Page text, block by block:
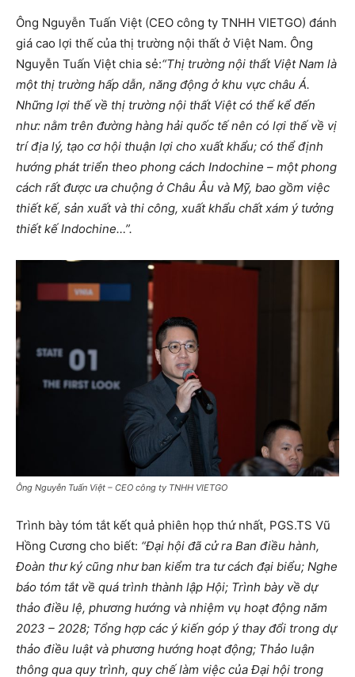
Ông Nguyễn Tuấn Việt (CEO công ty TNHH VIETGO) đánh
giá cao lợi thế của thị trường nội thất ở Việt Nam. Ông
Nguyễn Tuấn Việt chia sẻ:“Thị trường nội thất Việt Nam là
một thị trường hấp dẫn, năng động ở khu vực châu Á.
Những lợi thế về thị trường nội thất Việt có thể kể đến
như: nằm trên đường hàng hải quốc tế nên có lợi thế về vị
trí địa lý, tạo cơ hội thuận lợi cho xuất khẩu; có thể định
hướng phát triển theo phong cách Indochine – một phong
cách rất được ưa chuộng ở Châu Âu và Mỹ, bao gồm việc
thiết kế, sản xuất và thi công, xuất khẩu chất xám ý tưởng
thiết kế Indochine…”.
Ông Nguyễn Tuấn Việt – CEO công ty TNHH VIETGO
Trình bày tóm tắt kết quả phiên họp thứ nhất, PGS.TS Vũ
Hồng Cương cho biết: “Đại hội đã cử ra Ban điều hành,
Đoàn thư ký cũng như ban kiểm tra tư cách đại biểu; Nghe
báo tóm tắt về quá trình thành lập Hội; Trình bày về dự
thảo điều lệ, phương hướng và nhiệm vụ hoạt động năm
2023 – 2028; Tổng hợp các ý kiến góp ý thay đổi trong dự
thảo điều luật và phương hướng hoạt động; Thảo luận
thông qua quy trình, quy chế làm việc của Đại hội trong